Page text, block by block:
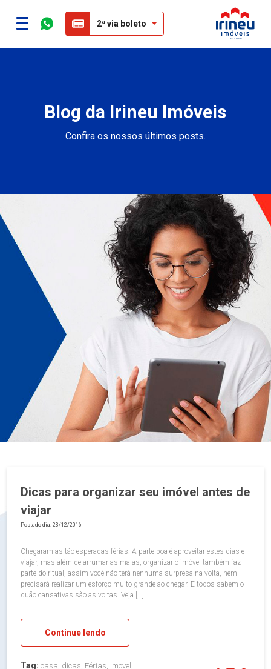
2ª via boleto
Blog da Irineu Imóveis
Confira os nossos últimos posts.
Dicas para organizar seu imóvel antes de
viajar
Postado dia: 23/12/2016
Chegaram as tão esperadas férias. A parte boa é aproveitar estes dias e
viajar, mas além de arrumar as malas, organizar o imóvel também faz
parte do ritual, assim você não terá nenhuma surpresa na volta, nem
precisará realizar um esforço muito grande ao chegar. E todos sabem o
quão cansativas são as voltas. Veja […]
Continue lendo
Tag: casa, dicas, Férias, imovel,